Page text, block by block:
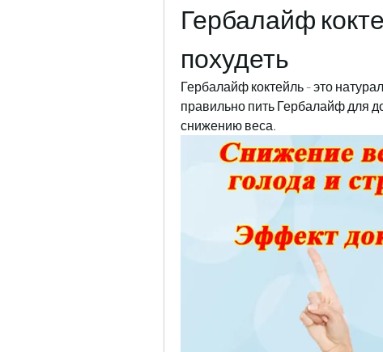
Гербалайф
похудеть
Гербалайф коктейль - это
правильно пить Гербалайф для
снижению веса.